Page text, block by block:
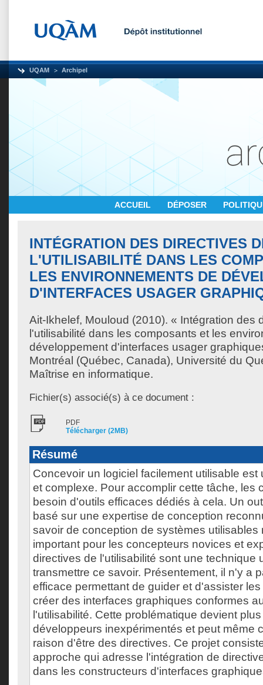
UQAM Archipel
ACCUEIL DÉPOSER
INTÉGRATION DES DIRECTIVES
L'UTILISABILITÉ DANS LES
LES ENVIRONNEMENTS DE
D'INTERFACES USAGER
Ait-Ikhelef, Mouloud (2010). « Intégration des
l'utilisabilité dans les composants et les
développement d'interfaces usager
Montréal (Québec, Canada), Université du
Maîtrise en informatique.
Fichier(s) associé(s) à ce document :
PDF
Télécharger (2MB)
Résumé
Concevoir un logiciel facilement utilisable est
et complexe. Pour accomplir cette tâche, les
besoin d'outils efficaces dédiés à cela. Un
basé sur une expertise de conception
savoir de conception de systèmes utilisables
important pour les concepteurs novices et
directives de l'utilisabilité sont une technique
transmettre ce savoir. Présentement, il n'y a
efficace permettant de guider et d'assister
créer des interfaces graphiques conformes
l'utilisabilité. Cette problématique devient
développeurs inexpérimentés et peut même
raison d'être des directives. Ce projet
approche qui adresse l'intégration de
dans les constructeurs d'interfaces